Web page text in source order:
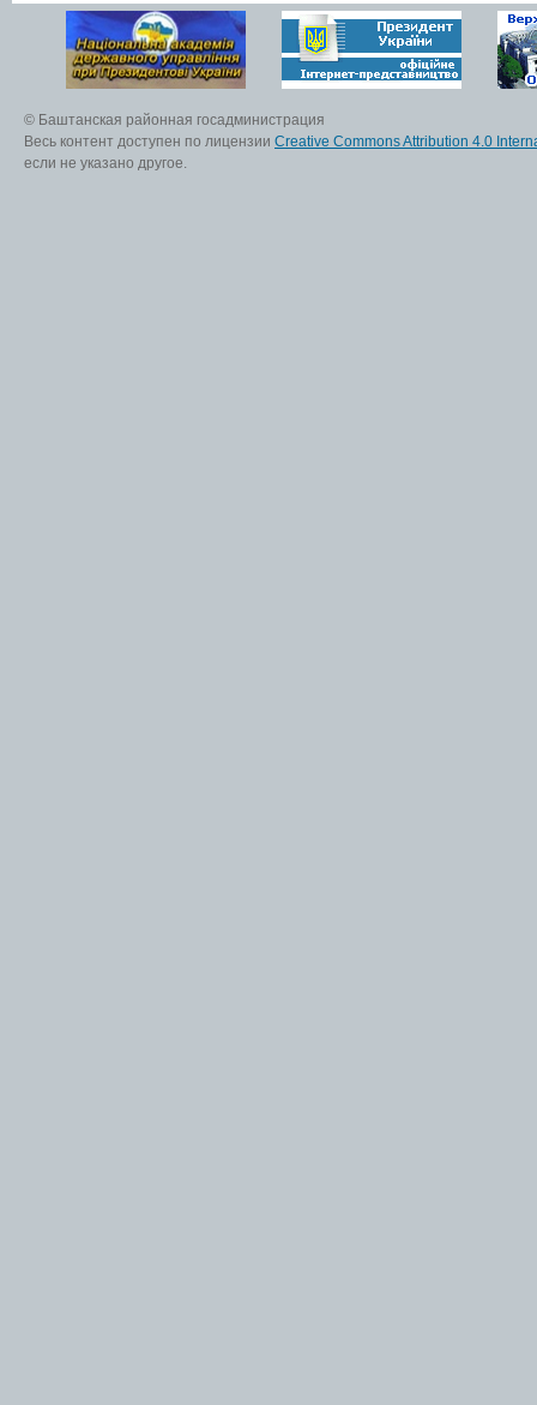
© Баштанская районная госадминистрация
Весь контент доступен по лицензии Creative Commons Attribution 4.0
если не указано другое.